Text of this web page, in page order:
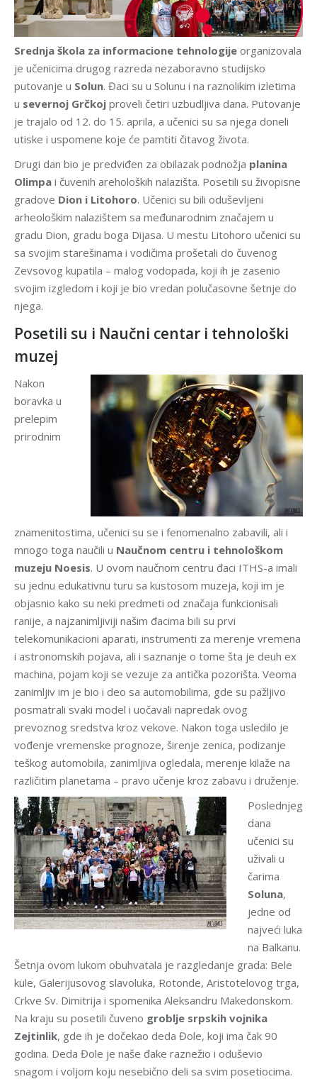
Srednja škola za informacione tehnologije organizovala
je učenicima drugog razreda nezaboravno studijsko
putovanje u Solun. Đaci su u Solunu i na raznolikim izletima
u severnoj Grčkoj proveli četiri uzbudljiva dana. Putovanje
je trajalo od 12. do 15. aprila, a učenici su sa njega doneli
utiske i uspomene koje će pamtiti čitavog života.
Drugi dan bio je predviđen za obilazak podnožja planina
Olimpa i čuvenih areholoških nalazišta. Posetili su živopisne
gradove Dion i Litohoro. Učenici su bili oduševljeni
arheološkim nalazištem sa međunarodnim značajem u
gradu Dion, gradu boga Dijasa. U mestu Litohoro učenici su
sa svojim starešinama i vodičima prošetali do čuvenog
Zevsovog kupatila – malog vodopada, koji ih je zasenio
svojim izgledom i koji je bio vredan polučasovne šetnje do
njega.
Posetili su i Naučni centar i tehnološki
muzej
Nakon
boravka u
prelepim
prirodnim
znamenitostima, učenici su se i fenomenalno zabavili, ali i
mnogo toga naučili u Naučnom centru i tehnološkom
muzeju Noesis. U ovom naučnom centru đaci ITHS-a imali
su jednu edukativnu turu sa kustosom muzeja, koji im je
objasnio kako su neki predmeti od značaja funkcionisali
ranije, a najzanimljiviji našim đacima bili su prvi
telekomunikacioni aparati, instrumenti za merenje vremena
i astronomskih pojava, ali i saznanje o tome šta je deuh ex
machina, pojam koji se vezuje za antička pozorišta. Veoma
zanimljiv im je bio i deo sa automobilima, gde su pažljivo
posmatrali svaki model i uočavali napredak ovog
prevoznog sredstva kroz vekove. Nakon toga usledilo je
vođenje vremenske prognoze, širenje zenica, podizanje
teškog automobila, zanimljiva ogledala, merenje kilaže na
različitim planetama – pravo učenje kroz zabavu i druženje.
Poslednjeg
dana
učenici su
uživali u
čarima
Soluna,
jedne od
najveći luka
na Balkanu.
Šetnja ovom lukom obuhvatala je razgledanje grada: Bele
kule, Galerijusovog slavoluka, Rotonde, Aristotelovog trga,
Crkve Sv. Dimitrija i spomenika Aleksandru Makedonskom.
Na kraju su posetili čuveno groblje srpskih vojnika
Zejtinlik, gde ih je dočekao deda Đole, koji ima čak 90
godina. Deda Đole je naše đake raznežio i oduševio
snagom i voljom koju nesebično deli sa svim posetiocima.